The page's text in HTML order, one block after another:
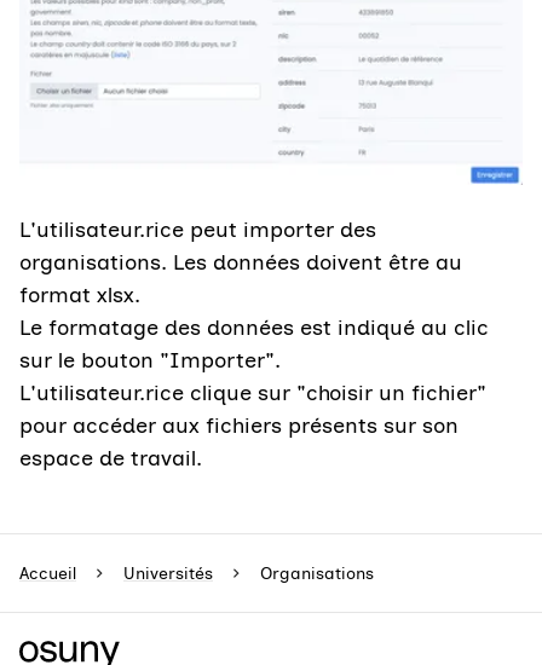
L'utilisateur.rice peut importer des
organisations. Les données doivent être au
format xlsx.
Le formatage des données est indiqué au clic
sur le bouton "Importer".
L'utilisateur.rice clique sur "choisir un fichier"
pour accéder aux fichiers présents sur son
espace de travail.
Accueil Universités Organisations